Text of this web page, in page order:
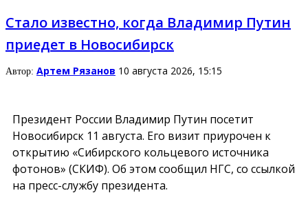
Стало известно, когда Владимир Путин
приедет в Новосибирск
Автор: Артем Рязанов 10 августа 2026, 15:15
Президент России Владимир Путин посетит
Новосибирск 11 августа. Его визит приурочен к
открытию «Сибирского кольцевого источника
фотонов» (СКИФ). Об этом сообщил НГС, со ссылкой
на пресс-службу президента.